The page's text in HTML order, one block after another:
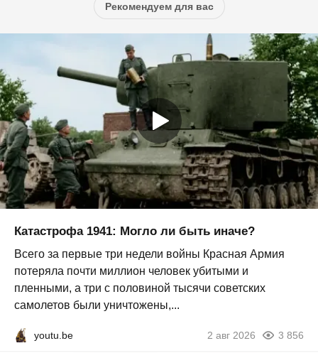
Рекомендуем для вас
Катастрофа 1941: Могло ли быть иначе?
Всего за первые три недели войны Красная Армия
потеряла почти миллион человек убитыми и
пленными, а три с половиной тысячи советских
самолетов были уничтожены,...
youtu.be 2 авг 2026 3 856